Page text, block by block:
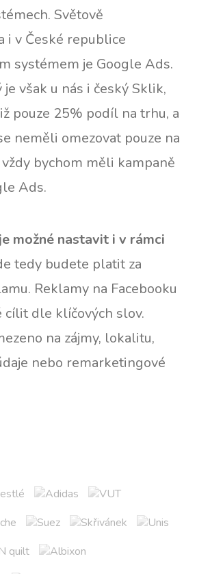
Světově
i v České republice
systémem je Google Ads.
však u nás i český Sklik,
pouze 25% podíl na trhu, a
neměli omezovat pouze na
bychom měli kampaně
Ads.
možné nastavit i v rámci
tedy budete platit za
Reklamy na Facebooku
cílit dle klíčových slov.
na zájmy, lokalitu,
nebo remarketingové